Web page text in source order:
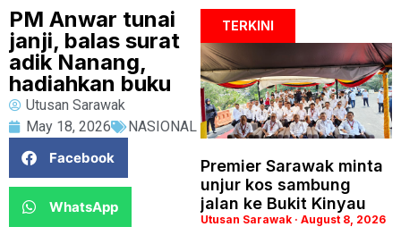
PM Anwar tunai
janji, balas surat
adik Nanang,
hadiahkan buku
Utusan Sarawak
May 18, 2026
NASIONAL
Facebook
WhatsApp
TERKINI
Premier Sarawak minta
unjur kos sambung
jalan ke Bukit Kinyau
Utusan Sarawak August 8, 2026